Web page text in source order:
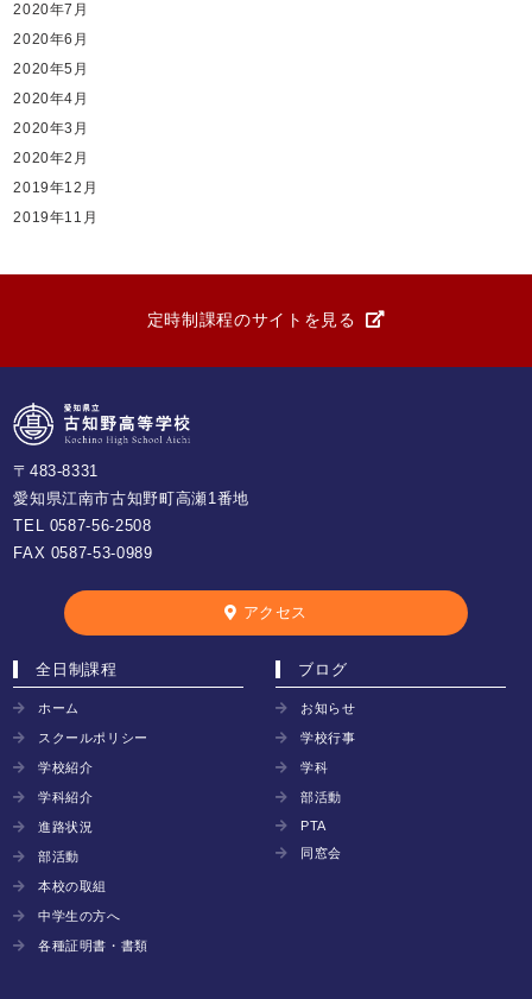
2020年7月
2020年6月
2020年5月
2020年4月
2020年3月
2020年2月
2019年12月
2019年11月
定時制課程のサイトを見る
〒483-8331
愛知県江南市古知野町高瀬1番地
TEL 0587-56-2508
FAX 0587-53-0989
アクセス
全日制課程
ホーム
スクールポリシー
学校紹介
学科紹介
進路状況
部活動
本校の取組
中学生の方へ
各種証明書・書類
ブログ
お知らせ
学校行事
学科
部活動
PTA
同窓会